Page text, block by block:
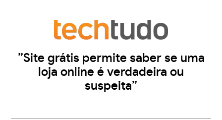
”Site grátis permite saber se uma
loja online é verdadeira ou
suspeita”